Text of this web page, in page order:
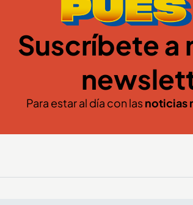
Suscríbete a
Para estar al día con lasnoticias